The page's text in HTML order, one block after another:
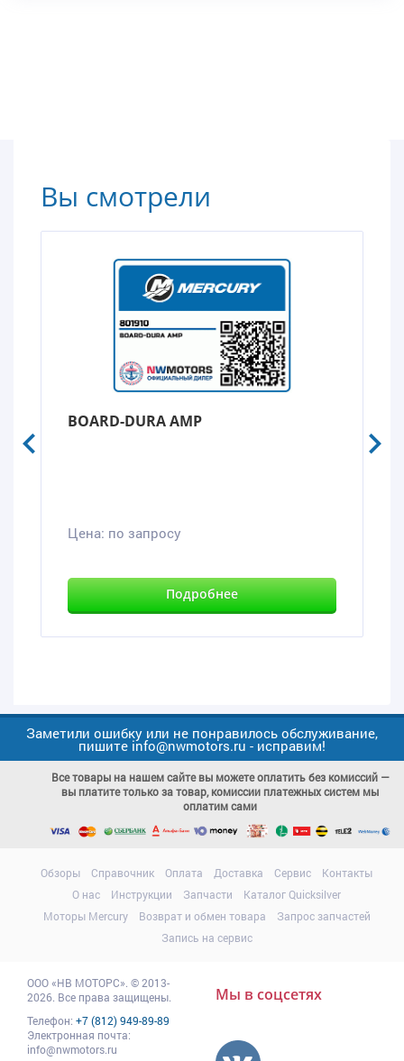
Вы смотрели
BOARD-DURA AMP
Цена: по запросу
Подробнее
Заметили ошибку или не понравилось обслуживание,
пишите info@nwmotors.ru - исправим!
Все товары на нашем сайте вы можете оплатить без комиссий —
вы платите только за товар, комиссии платежных систем мы
оплатим сами
Обзоры Справочник Оплата Доставка Сервис
Контакты
О нас
Инструкции Запчасти
Каталог Quicksilver
Моторы Mercury
Возврат и обмен товара
Запрос запчастей
Запись на сервис
ООО«НВ МОТОРС» © 2013-
2026. Все права защищены.
Телефон: +7 (812) 949-89-89
Электронная почта:
info@nwmotors.ru
Мы в соцсетях